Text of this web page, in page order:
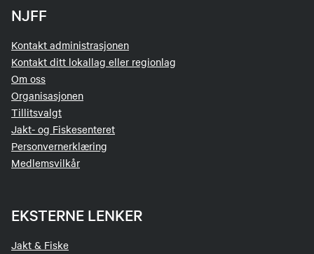
NJFF
Kontakt administrasjonen
Kontakt ditt lokallag eller regionlag
Om oss
Organisasjonen
Tillitsvalgt
Jakt- og Fiskesenteret
Personvernerklæring
Medlemsvilkår
EKSTERNE LENKER
Jakt & Fiske